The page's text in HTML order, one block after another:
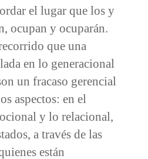
el lugar que los y
ocupan y ocuparán.
que una
en lo generacional
un fracaso gerencial
aspectos: en el
y lo relacional,
a través de las
están